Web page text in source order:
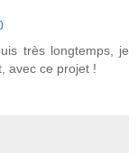
très longtemps, je
avec ce projet !